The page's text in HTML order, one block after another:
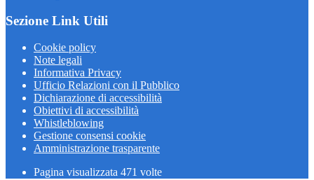
Sezione Link Utili
Cookie policy
Note legali
Informativa Privacy
Ufficio Relazioni con il Pubblico
Dichiarazione di accessibilità
Obiettivi di accessibilità
Whistleblowing
Gestione consensi cookie
Amministrazione trasparente
Pagina visualizzata 471 volte